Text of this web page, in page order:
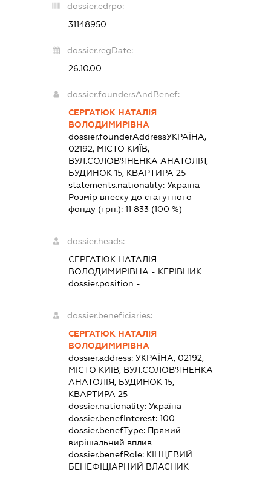
dossier.edrpo:
31148950
dossier.regDate:
26.10.00
dossier.foundersAndBenef:
СЕРГАТЮК НАТАЛІЯ
ВОЛОДИМИРІВНА
dossier.founderAddressУКРАЇНА,
02192, МІСТО КИЇВ,
ВУЛ.СОЛОВ'ЯНЕНКА АНАТОЛІЯ,
БУДИНОК 15, КВАРТИРА 25
statements.nationality: Україна
Розмір внеску до статутного
фонду (грн.): 11 833(100 %)
dossier.heads:
СЕРГАТЮК НАТАЛІЯ
ВОЛОДИМИРІВНА - КЕРІВНИК
dossier.position -
dossier.beneficiaries:
СЕРГАТЮК НАТАЛІЯ
ВОЛОДИМИРІВНА
dossier.address: УКРАЇНА, 02192,
МІСТО КИЇВ, ВУЛ.СОЛОВ'ЯНЕНКА
АНАТОЛІЯ, БУДИНОК 15,
КВАРТИРА 25
dossier.nationality: Україна
dossier.benefInterest: 100
dossier.benefType: Прямий
вирішальний вплив
dossier.benefRole: КІНЦЕВИЙ
БЕНЕФІЦІАРНИЙ ВЛАСНИК